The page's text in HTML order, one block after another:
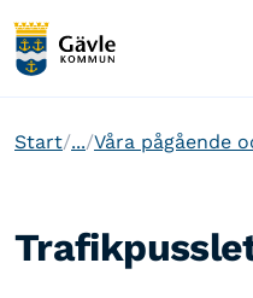
Start ...